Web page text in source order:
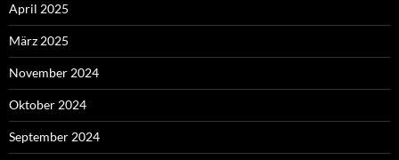
April 2025
März 2025
November 2024
Oktober 2024
September 2024